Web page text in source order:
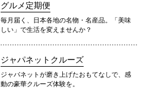
グルメ定期便
毎月届く、日本各地の名物・名産品。「美味
しい」で生活を変えませんか？
ジャパネットクルーズ
ジャパネットが磨き上げたおもてなしで、感
動の豪華クルーズ体験を。